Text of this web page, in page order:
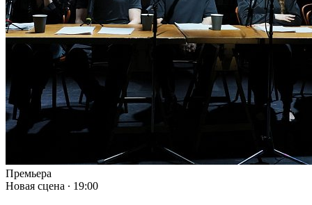
Премьера
Новая сцена ∙ 19:00